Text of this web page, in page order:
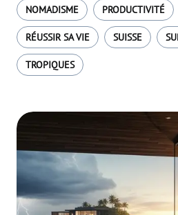
NOMADISME PRODUCTIVITÉ
RÉUSSIR SA VIE SUISSE
TROPIQUES